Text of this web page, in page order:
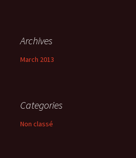
Archives
March 2013
Categories
Non classé